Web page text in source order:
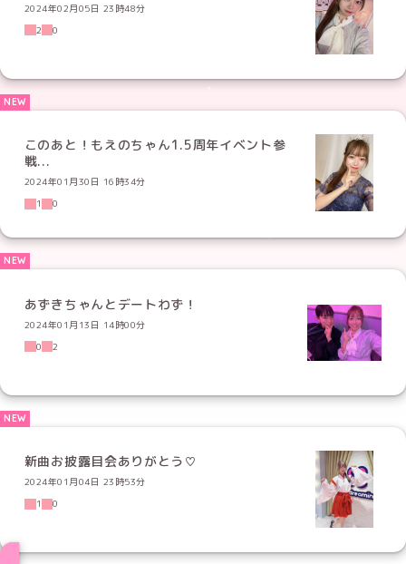
2024年02月05日 23時48分
2
0
このあと！もえのちゃん1.5周年イベント参
戦...
2024年01月30日 16時34分
1
0
あずきちゃんとデートわず！
2024年01月13日 14時00分
0
2
新曲お披露目会ありがとう♡
2024年01月04日 23時53分
1
0